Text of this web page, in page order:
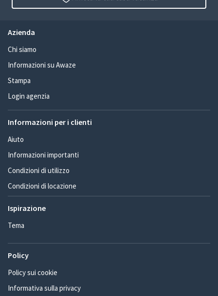
Azienda
Chi siamo
Informazioni su Awaze
Stampa
Login agenzia
Informazioni per i clienti
Aiuto
Informazioni importanti
Condizioni di utilizzo
Condizioni di locazione
Ispirazione
Tema
Policy
Policy sui cookie
Informativa sulla privacy